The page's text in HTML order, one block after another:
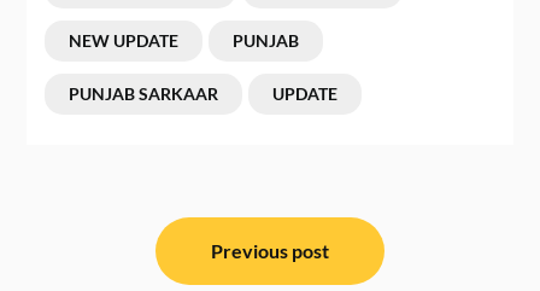
NEW UPDATE PUNJAB
PUNJAB SARKAAR UPDATE
Previous post